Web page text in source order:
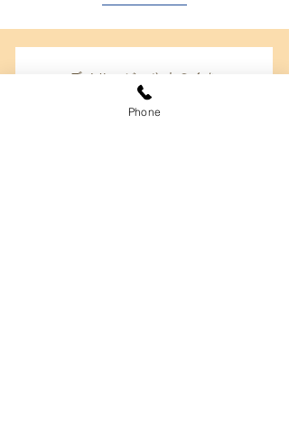
デイサービスやまのくち
都城市山之口町富吉2907
Phone